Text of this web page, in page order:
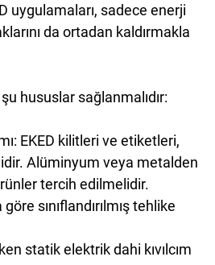
uygulamaları, sadece enerji
da ortadan kaldırmakla
hususlar sağlanmalıdır:
: EKED kilitleri ve etiketleri,
Alüminyum veya metalden
tercih edilmelidir.
sınıflandırılmış tehlike
statik elektrik dahi kıvılcım